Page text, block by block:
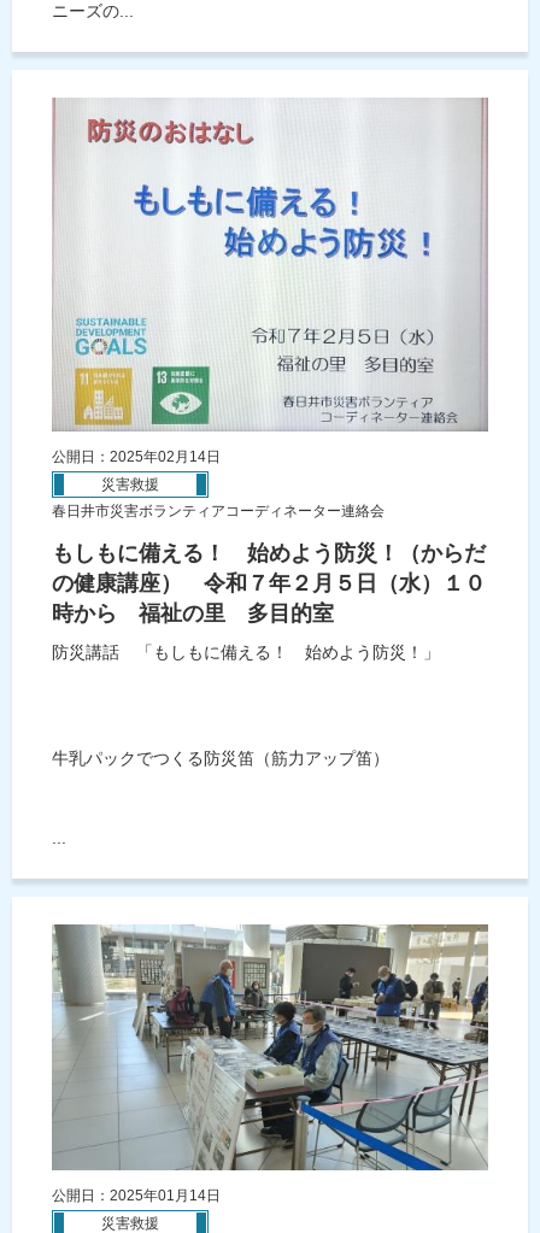
ニーズの...
公開日：2025年02月14日
災害救援
春日井市災害ボランティアコーディネーター連絡会
もしもに備える！ 始めよう防災！（からだ
の健康講座） 令和７年２月５日（水）１０
時から 福祉の里 多目的室
防災講話 「もしもに備える！ 始めよう防災！」
牛乳パックでつくる防災笛（筋力アップ笛）
公開日：2025年01月14日
災害救援